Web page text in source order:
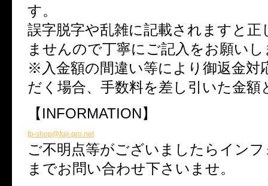
す。
誤字脱字や乱雑に記載されますと正
ませんので丁寧にご記入をお願いし
※入金額の間違い等により御返金対
だく場合、手数料を差し引いた金額
【INFORMATION】
fp-shop@fuji-pro.net
ご不明点等がございましたらイン
までお問い合わせ下さいませ。